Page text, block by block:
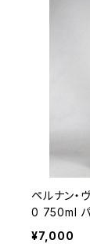
ペルナン・
0 750ml パ
¥7,000